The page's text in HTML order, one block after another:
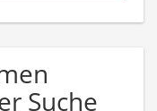
Suche